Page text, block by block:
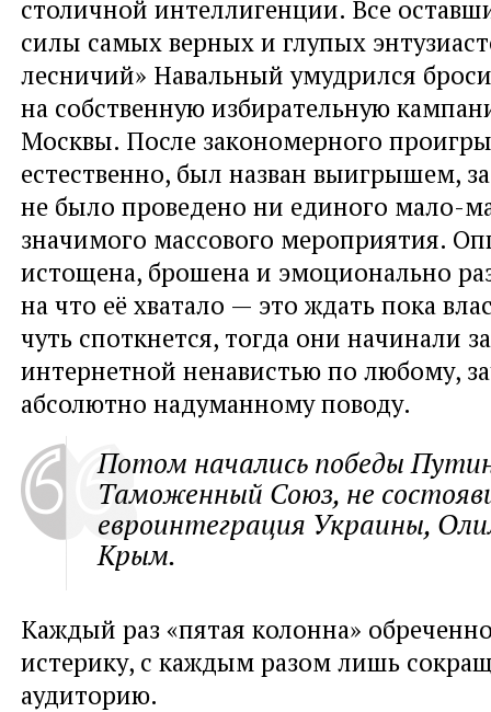
столичной интеллигенции. Все
силы самых верных и глупых
лесничий» Навальный умудрился
на собственную избирательную
Москвы. После закономерного
естественно, был назван выигрышем,
не было проведено ни единого мало-
значимого массового мероприятия.
истощена, брошена и эмоционально
на что её хватало — это ждать пока
чуть споткнется, тогда они начинали
интернетной ненавистью по любому,
абсолютно надуманному поводу.
Потом начались победы
Таможенный Союз, не
евроинтеграция Украины,
Крым.
Каждый раз «пятая колонна»
истерику, с каждым разом лишь
аудиторию.